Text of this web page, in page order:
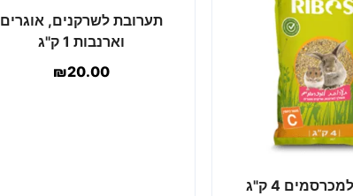
תערובת למכרסמים 4 ק"ג
תערובת לשרקנים, אוגרים
וארנבות 1 ק''ג
₪20.00